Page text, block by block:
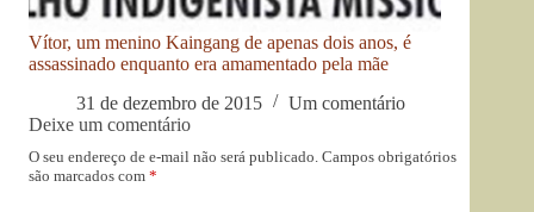
Vítor, um menino Kaingang de apenas dois anos, é
assassinado enquanto era amamentado pela mãe
31 de dezembro de 2015
Um comentário
Deixe um comentário
O seu endereço de e-mail não será publicado. Campos obrigatórios
são marcados com *